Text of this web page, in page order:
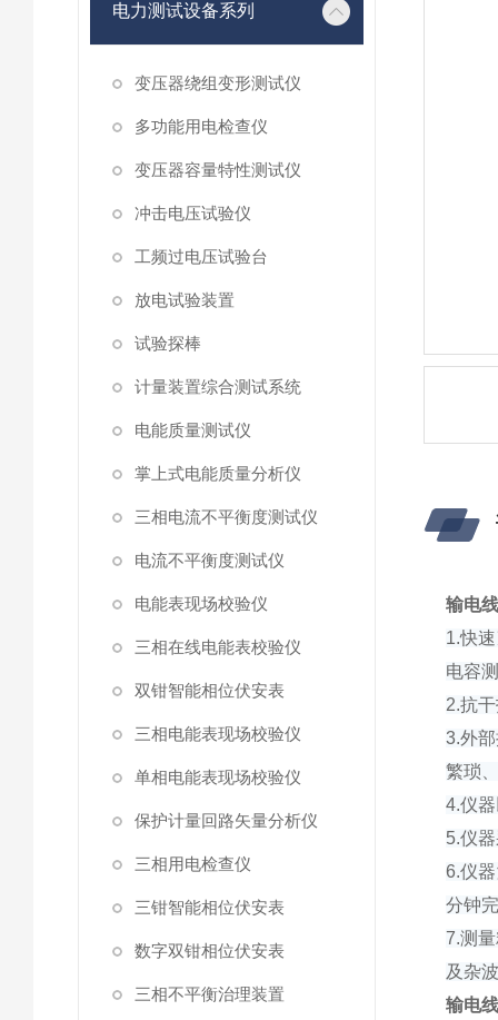
电力测试设备系列
变压器绕组变形测试仪
多功能用电检查仪
变压器容量特性测试仪
冲击电压试验仪
工频过电压试验台
放电试验装置
试验探棒
计量装置综合测试系统
电能质量测试仪
掌上式电能质量分析仪
三相电流不平衡度测试仪
电流不平衡度测试仪
电能表现场校验仪
三相在线电能表校验仪
双钳智能相位伏安表
三相电能表现场校验仪
单相电能表现场校验仪
保护计量回路矢量分析仪
三相用电检查仪
三钳智能相位伏安表
数字双钳相位伏安表
三相不平衡治理装置
输电
1.快
电容
2.抗
3.外
繁琐
4.仪
5.仪
6.仪
分钟
7.测
及杂
输电